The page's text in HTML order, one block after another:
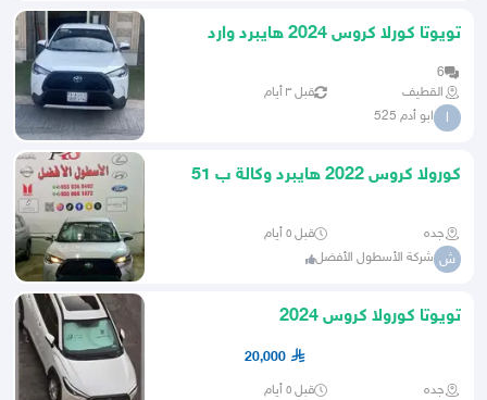
تويوتا كورلا كروس 2024 هايبرد وارد
6
القطيف
قبل ٣ أيام
ا ابو أدم 525
كورولا كروس 2022 هايبرد وكالة ب 51
جده قبل ٥ أيام
ش شركة الأسطول الأفضل
تويوتا كورولا كروس 2024
20,000
جده قبل ٥ أيام